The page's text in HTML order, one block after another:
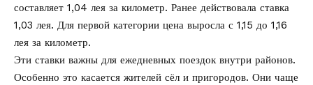
составляет 1,04 лея за километр. Ранее действовала ставка
1,03 лея. Для первой категории цена выросла с 1,15 до 1,16
лея за километр.
Эти ставки важны для ежедневных поездок внутри районов.
Особенно это касается жителей сёл и пригородов. Они чаще